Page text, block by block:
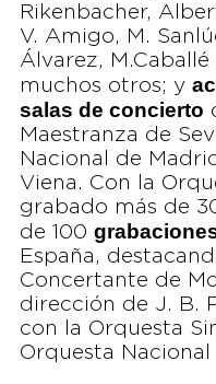
Rikenbacher,
V. Amigo, M.
Álvarez,
muchos otros; y
salas de concierto
Maestranza de
Nacional de
Viena. Con la
grabado más de
de 100
España,
Concertante de
dirección de J. B.
con la Orquesta
Orquesta